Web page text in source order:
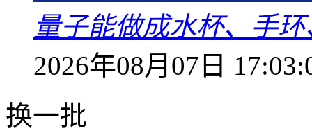
量子能做成水杯、手
2026年08月07日
换一批